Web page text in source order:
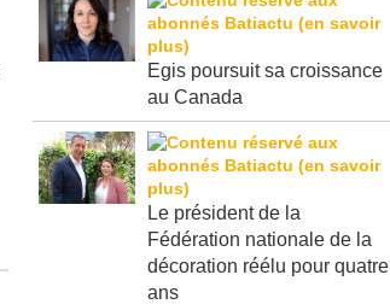
Egis poursuit sa croissance
au Canada
Le président de la
Fédération nationale de la
décoration réélu pour quatre
ans